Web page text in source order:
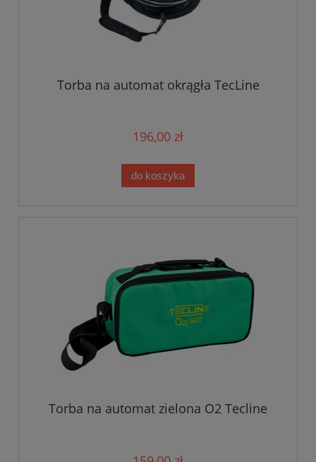
Torba na automat okrągła TecLine
196,00 zł
do koszyka
Torba na automat zielona O2 Tecline